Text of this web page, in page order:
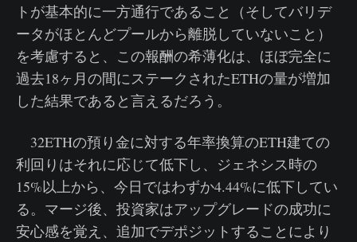
トが基本的に一方通行であること（そしてバリデ
ータがほとんどプールから離脱していないこと）
を考慮すると、この報酬の希薄化は、ほぼ完全に
過去18ヶ月の間にステークされたETHの量が増加
した結果であると言えるだろう。
32ETHの預り金に対する年率換算のETH建ての
利回りはそれに応じて低下し、ジェネシス時の
15%以上から、今日ではわずか4.44%に低下してい
る。マージ後、投資家はアップグレードの成功に
安心感を覚え、追加でデポジットすることにより